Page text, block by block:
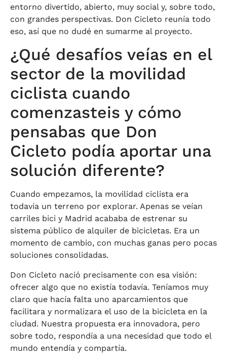
entorno divertido, abierto, muy social y, sobre todo,
con grandes perspectivas. Don Cicleto reunía todo
eso, así que no dudé en sumarme al proyecto.
¿Qué desafíos veías en el
sector de la movilidad
ciclista cuando
comenzasteis y cómo
pensabas que Don
Cicleto podía aportar una
solución diferente?
Cuando empezamos, la movilidad ciclista era
todavía un terreno por explorar. Apenas se veían
carriles bici y Madrid acababa de estrenar su
sistema público de alquiler de bicicletas. Era un
momento de cambio, con muchas ganas pero pocas
soluciones consolidadas.
Don Cicleto nació precisamente con esa visión:
ofrecer algo que no existía todavía. Teníamos muy
claro que hacía falta uno aparcamientos que
facilitara y normalizara el uso de la bicicleta en la
ciudad. Nuestra propuesta era innovadora, pero
sobre todo, respondía a una necesidad que todo el
mundo entendía y compartía.